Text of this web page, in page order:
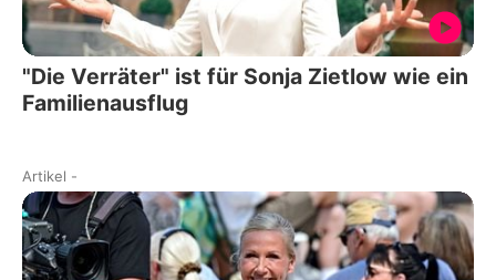
"Die Verräter" ist für Sonja Zietlow wie ein
Familienausflug
Artikel -